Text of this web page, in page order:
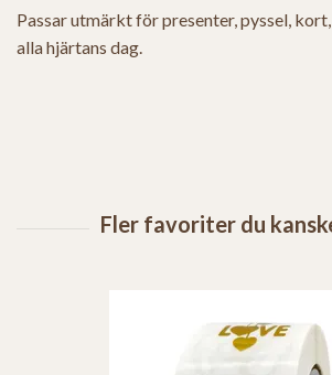
Passar utmärkt för presenter, pyssel,
alla hjärtans dag.